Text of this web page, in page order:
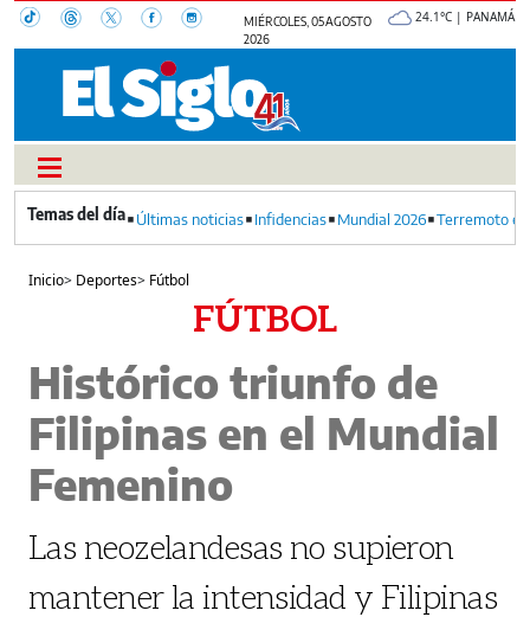
MIÉRCOLES, 05 AGOSTO
2026
24.1°C | PANAMÁ
Últimas noticias Infidencias Mundial 2026 Terremoto
Inicio> Deportes> Fútbol
FÚTBOL
Histórico triunfo de
Filipinas en el Mundial
Femenino
Las neozelandesas no supieron
mantener la intensidad y Filipinas